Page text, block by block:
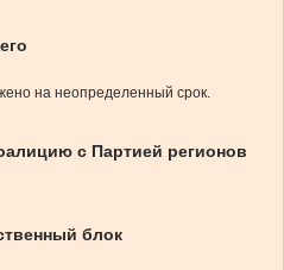
на неопределенный срок.
с Партией регионов
блок